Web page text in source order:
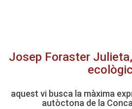
Josep Foraster
ecològic
aquest vi busca la màxima
autòctona de la